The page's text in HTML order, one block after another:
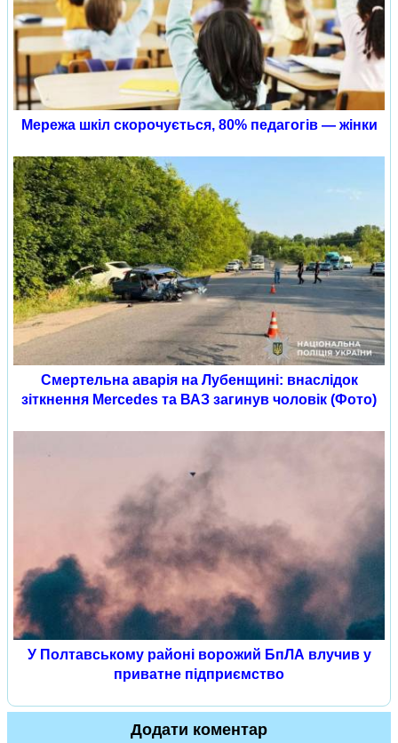
Мережа шкіл скорочується, 80% педагогів — жінки
Смертельна аварія на Лубенщині: внаслідок
зіткнення Mercedes та ВАЗ загинув чоловік (Фото)
У Полтавському районі ворожий БпЛА влучив у
приватне підприємство
Додати коментар